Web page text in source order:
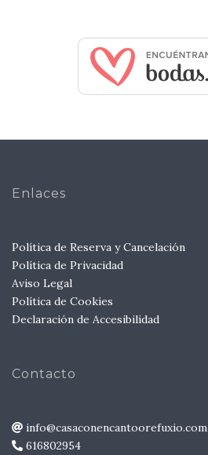
Enlaces
Política de Reserva y Cancelación
Política de Privacidad
Aviso Legal
Política de Cookies
Declaración de Accesibilidad
Contacto
info@casaconencantoorefuxio.com
616802954